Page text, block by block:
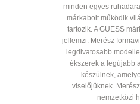
minden egyes
márkabolt működik
tartozik. A GUESS
jellemzi. Merész
legdivatosabb
ékszerek a legújabb
készülnek,
viselőjüknek.
nemzetközi